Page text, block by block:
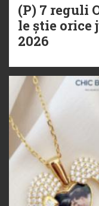
(P) 7 reguli
le știe orice
2026